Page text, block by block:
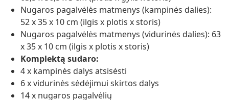
Nugaros pagalvėlės matmenys (kampinės dalies):
52 x 35 x 10 cm (ilgis x plotis x storis)
Nugaros pagalvėlės matmenys (vidurinės dalies): 63
x 35 x 10 cm (ilgis x plotis x storis)
Komplektą sudaro:
4 x kampinės dalys atsisėsti
6 x vidurinės sėdėjimui skirtos dalys
14 x nugaros pagalvėlių